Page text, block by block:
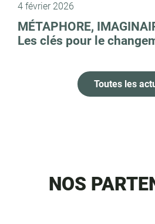
4 février 2026
MÉTAPHORE,
Les clés pour le
Toutes les
NOS